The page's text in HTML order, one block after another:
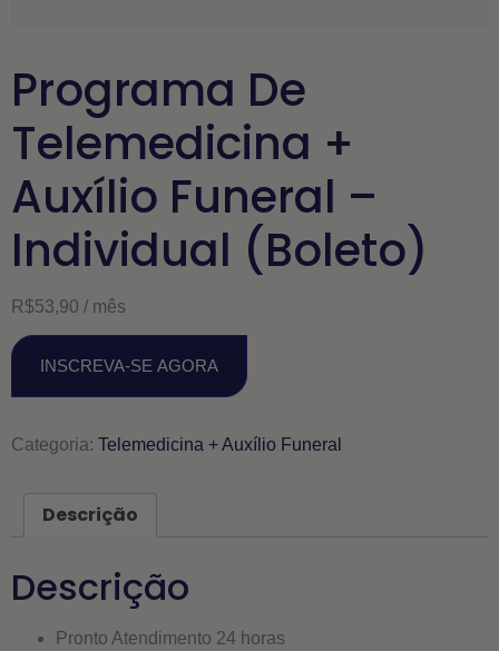
Programa De
Telemedicina +
Auxílio Funeral –
Individual (Boleto)
R$53,90 / mês
INSCREVA-SE AGORA
Categoria: Telemedicina + Auxílio Funeral
Descrição
Descrição
Pronto Atendimento 24 horas